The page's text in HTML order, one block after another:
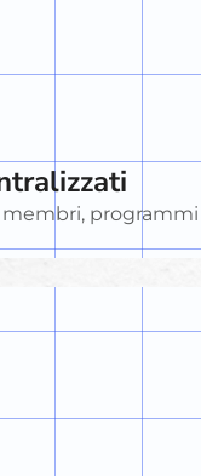
programmi